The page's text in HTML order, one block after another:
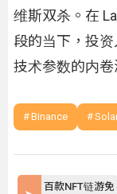
维斯双杀。在
段的当下，投
技术参数的内卷
Binance
百款NFT链游免